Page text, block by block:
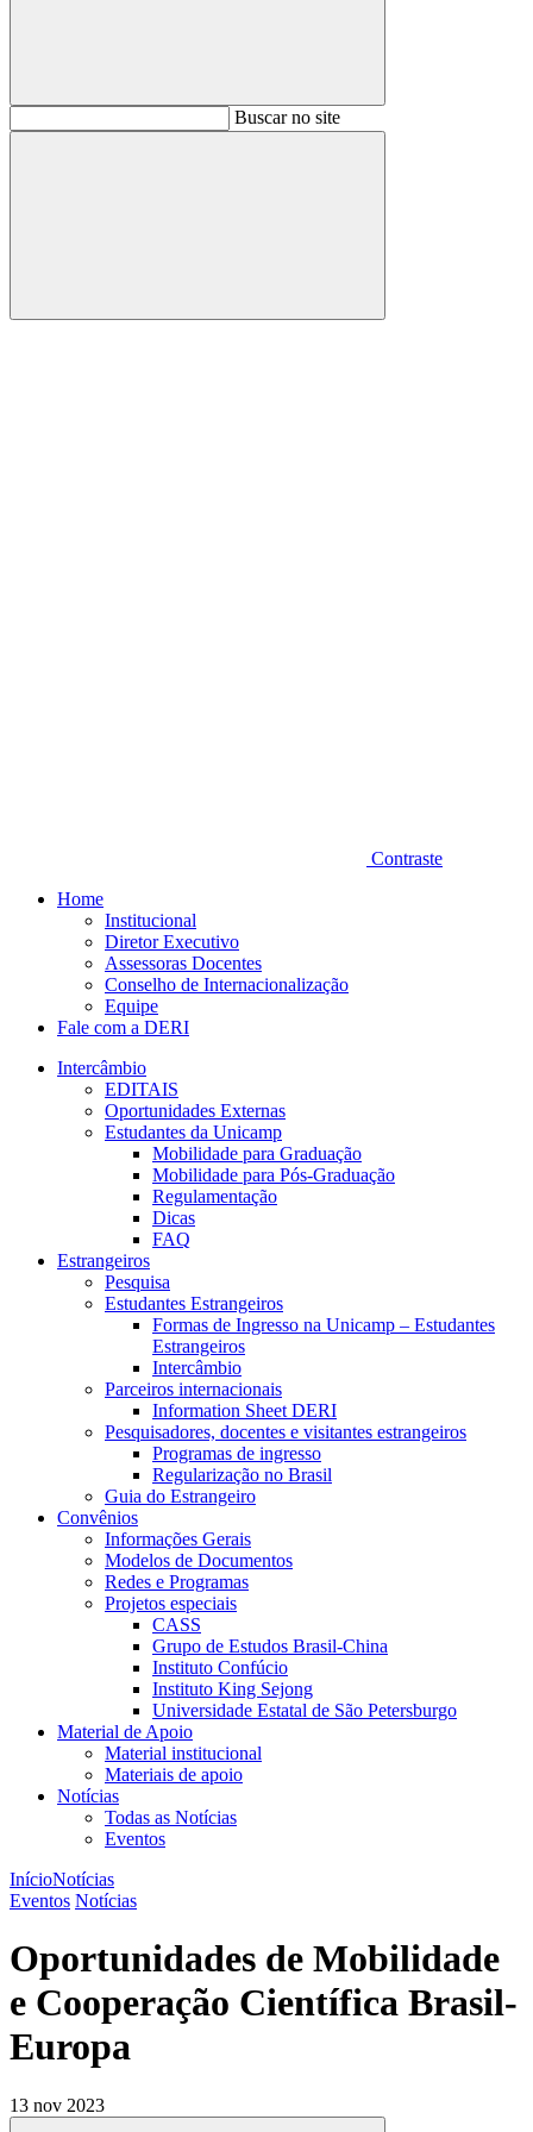
BuscarBuscar no site
Buscar
Contraste
Home
Institucional
Diretor Executivo
Assessoras Docentes
Conselho de Internacionalização
Equipe
Fale com a DERI
Intercâmbio
EDITAIS
Oportunidades Externas
Estudantes da Unicamp
Mobilidade para Graduação
Mobilidade para Pós-Graduação
Regulamentação
Dicas
FAQ
Estrangeiros
Pesquisa
Estudantes Estrangeiros
Formas de Ingresso na Unicamp – Estudantes
Estrangeiros
Intercâmbio
Parceiros internacionais
Information Sheet DERI
Pesquisadores, docentes e visitantes estrangeiros
Programas de ingresso
Regularização no Brasil
Guia do Estrangeiro
Convênios
Informações Gerais
Modelos de Documentos
Redes e Programas
Projetos especiais
CASS
Grupo de Estudos Brasil-China
Instituto Confúcio
Instituto King Sejong
Universidade Estatal de São Petersburgo
Material de Apoio
Material institucional
Materiais de apoio
Notícias
Todas as Notícias
Eventos
InícioNotícias
Eventos Notícias
Oportunidades de Mobilidade
e Cooperação Científica Brasil-
Europa
13 nov 2023